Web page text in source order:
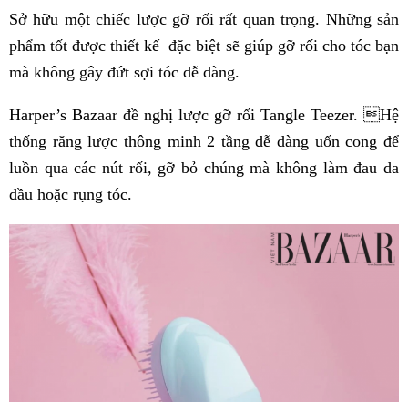
Sở hữu một chiếc lược gỡ rối rất quan trọng. Những sản
phẩm tốt được thiết kế đặc biệt sẽ giúp gỡ rối cho tóc bạn
mà không gây đứt sợi tóc dễ dàng.
Harper’s Bazaar đề nghị lược gỡ rối Tangle Teezer. Hệ
thống răng lược thông minh 2 tầng dễ dàng uốn cong để
luồn qua các nút rối, gỡ bỏ chúng mà không làm đau da
đầu hoặc rụng tóc.